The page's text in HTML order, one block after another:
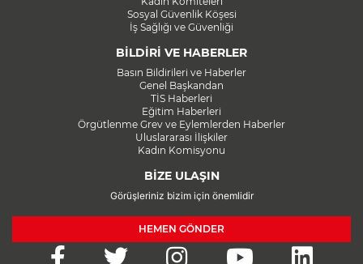
Sosyal Güvenlik Köşesi
İş Sağlığı ve Güvenliği
BİLDİRİ VE HABERLER
Basın Bildirileri ve Haberler
Genel Başkandan
TİS Haberleri
Eğitim Haberleri
Örgütlenme Grev ve Eylemlerden Haberler
Uluslararası İlişkiler
Kadın Komisyonu
BİZE ULAŞIN
Görüşleriniz bizim için önemlidir
HEMEN GÖNDER